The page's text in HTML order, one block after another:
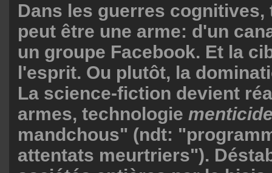
Dans les guerres cognitives,
peut être une arme: d'un
un groupe Facebook. Et la
l'esprit. Ou plutôt, la
La science-fiction devient
armes, technologie
mandchous" (ndt:
attentats meurtriers").